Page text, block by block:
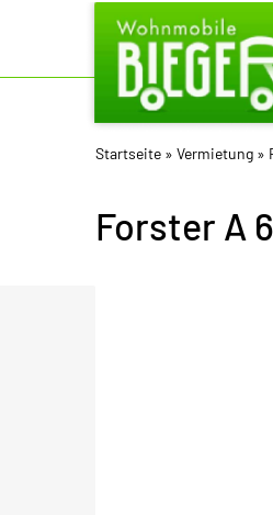
Startseite » Vermietung »
Forster A